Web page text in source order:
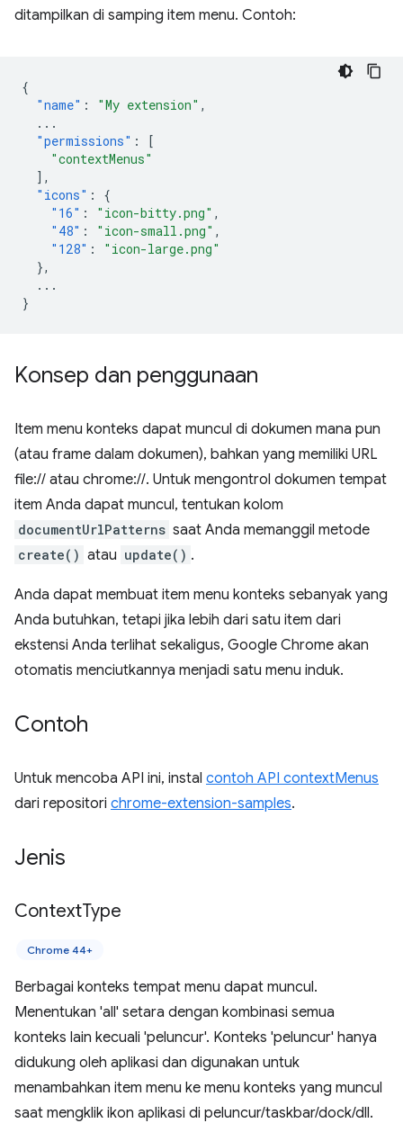
ditampilkan di samping item menu. Contoh:
{
"name" : "My extension" ,
...
"permissions" :
[
"contextMenus"
],
"icons" :
{
"16" : "icon-bitty.png" ,
"48" : "icon-small.png" ,
"128" :
"icon-large.png"
},
...
}
Konsep dan penggunaan
Item menu konteks dapat muncul di dokumen mana pun
(atau frame dalam dokumen), bahkan yang memiliki URL
file:// atau chrome://. Untuk mengontrol dokumen tempat
item Anda dapat muncul, tentukan kolom
documentUrlPatterns saat Anda memanggil metode
create() atau update() .
Anda dapat membuat item menu konteks sebanyak yang
Anda butuhkan, tetapi jika lebih dari satu item dari
ekstensi Anda terlihat sekaligus, Google Chrome akan
otomatis menciutkannya menjadi satu menu induk.
Contoh
Untuk mencoba API ini, instal contoh API contextMenus
dari repositori chrome-extension-samples.
Jenis
ContextType
Chrome 44+
Berbagai konteks tempat menu dapat muncul.
Menentukan 'all' setara dengan kombinasi semua
konteks lain kecuali 'peluncur'. Konteks 'peluncur' hanya
didukung oleh aplikasi dan digunakan untuk
menambahkan item menu ke menu konteks yang muncul
saat mengklik ikon aplikasi di peluncur/taskbar/dock/dll.